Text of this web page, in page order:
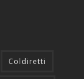
Coldiretti